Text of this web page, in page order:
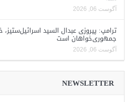
آگوست 06, 2026
ترامپ: پیروزی عبدال السید اسرائیل‌ستیز،
جمهوری‌خواهان است
آگوست 06, 2026
NEWSLETTER